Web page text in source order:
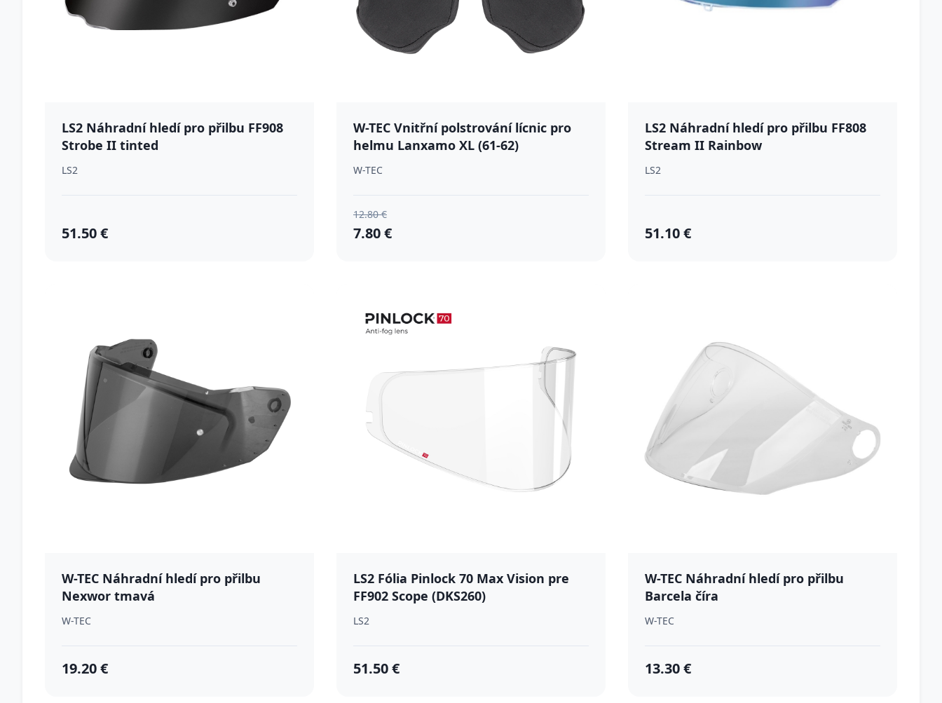
LS2 Náhradní hledí pro přilbu FF908
Strobe II tinted
LS2
51.50 €
W-TEC Vnitřní polstrování lícnic pro
helmu Lanxamo XL (61-62)
W-TEC
12.80 €
7.80 €
LS2 Náhradní hledí pro přilbu FF808
Stream II Rainbow
LS2
51.10 €
W-TEC Náhradní hledí pro přilbu
Nexwor tmavá
W-TEC
19.20 €
LS2 Fólia Pinlock 70 Max Vision pre
FF902 Scope (DKS260)
LS2
51.50 €
W-TEC Náhradní hledí pro přilbu
Barcela číra
W-TEC
13.30 €